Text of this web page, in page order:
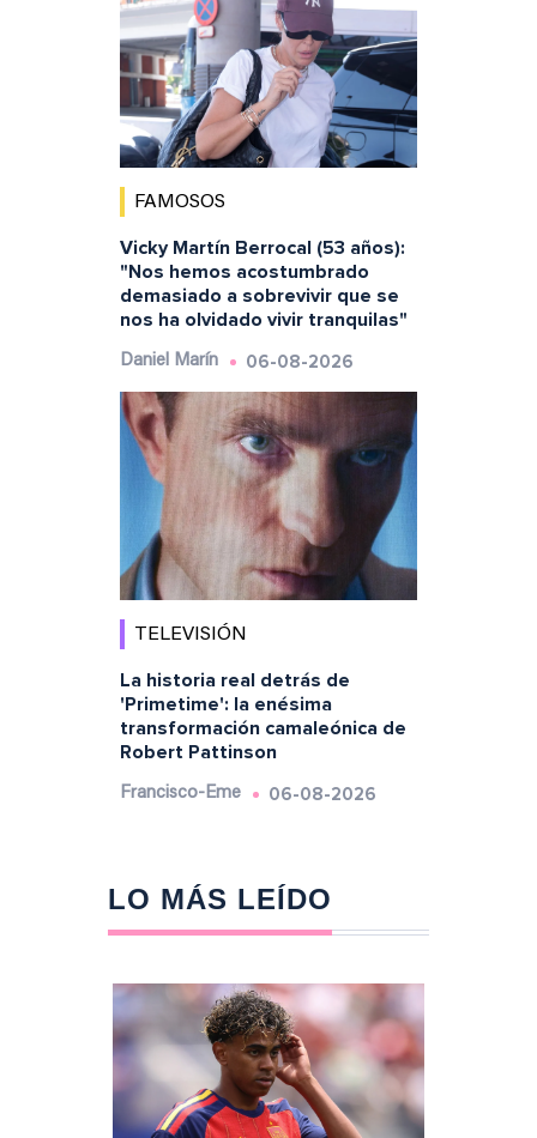
FAMOSOS
Vicky Martín Berrocal (53 años):
"Nos hemos acostumbrado
demasiado a sobrevivir que se
nos ha olvidado vivir tranquilas"
Daniel Marín 06-08-2026
TELEVISIÓN
La historia real detrás de
'Primetime': la enésima
transformación camaleónica de
Robert Pattinson
Francisco-Eme 06-08-2026
LO MÁS LEÍDO